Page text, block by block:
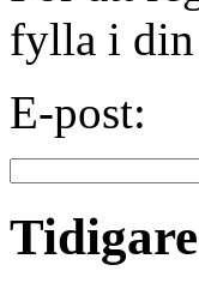
fylla i din
E-post: